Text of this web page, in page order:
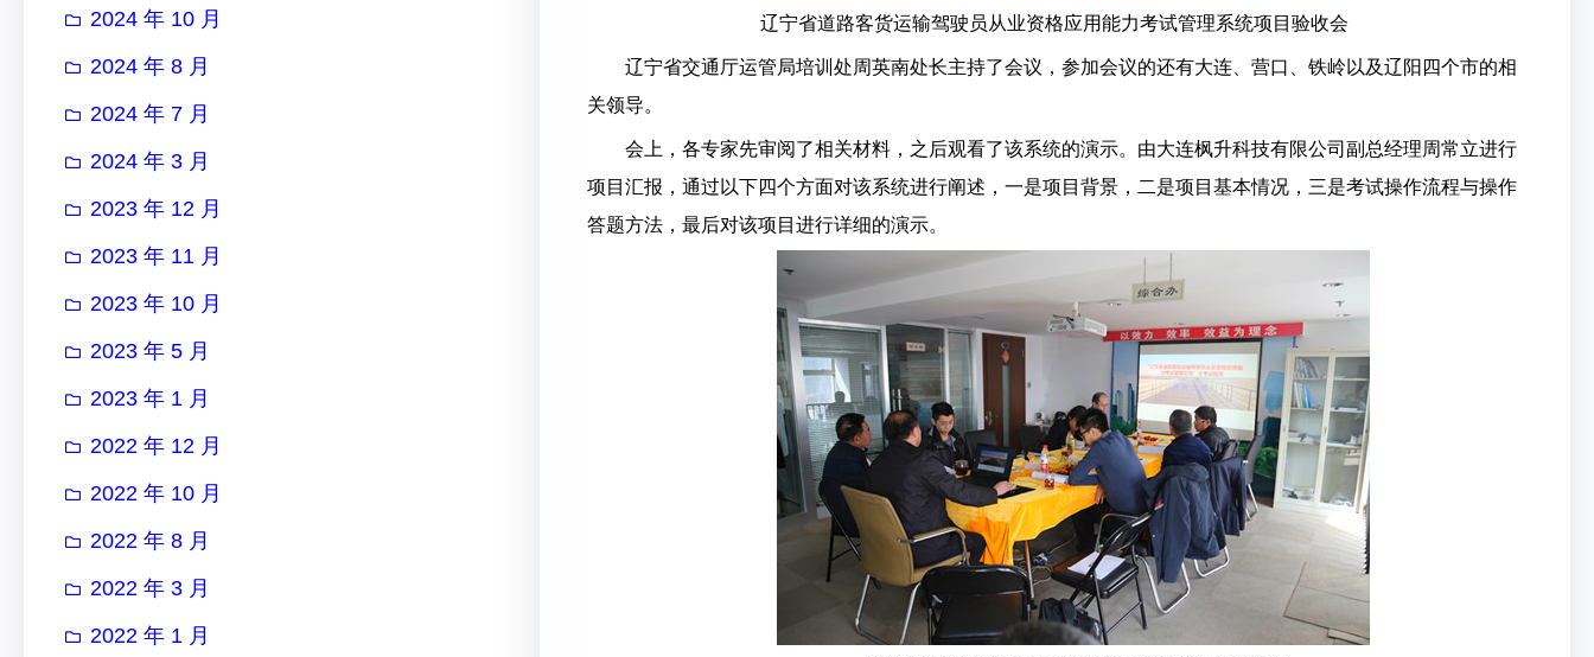
2024 年 10 月
2024 年 8 月
2024 年 7 月
2024 年 3 月
2023 年 12 月
2023 年 11 月
2023 年 10 月
2023 年 5 月
2023 年 1 月
2022 年 12 月
2022 年 10 月
2022 年 8 月
2022 年 3 月
2022 年 1 月
辽宁省道路客货运输驾驶员从业资格应用能力考试管理系统项目验收会
辽宁省交通厅运管局培训处周英南处长主持了会议，参加会议的还有大连、营口、铁岭以及辽阳四个市的相
关领导。
会上，各专家先审阅了相关材料，之后观看了该系统的演示。由大连枫升科技有限公司副总经理周常立进行
项目汇报，通过以下四个方面对该系统进行阐述，一是项目背景，二是项目基本情况，三是考试操作流程与操作
答题方法，最后对该项目进行详细的演示。